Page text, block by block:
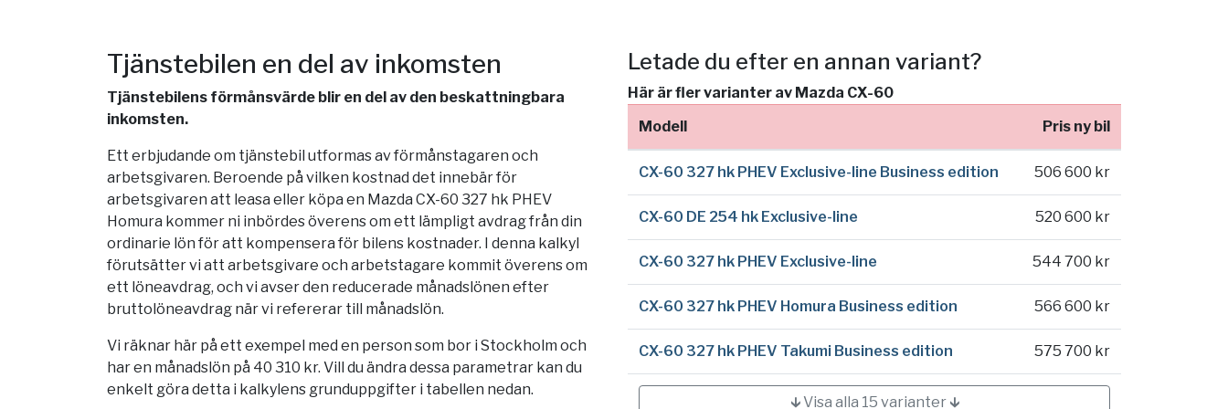
Tjänstebilen en del av inkomsten
Tjänstebilens förmånsvärde blir en del av den beskattningbara
inkomsten.
Ett erbjudande om tjänstebil utformas av förmånstagaren och
arbetsgivaren. Beroende på vilken kostnad det innebär för
arbetsgivaren att leasa eller köpa en Mazda CX-60 327 hk PHEV
Homura kommer ni inbördes överens om ett lämpligt avdrag från din
ordinarie lön för att kompensera för bilens kostnader. I denna kalkyl
förutsätter vi att arbetsgivare och arbetstagare kommit överens om
ett löneavdrag, och vi avser den reducerade månadslönen efter
bruttolöneavdrag när vi refererar till månadslön.
Vi räknar här på ett exempel med en person som bor i Stockholm och
har en månadslön på 40 310 kr. Vill du ändra dessa parametrar kan du
enkelt göra detta i kalkylens grunduppgifter i tabellen nedan.
Letade du efter en annan variant?
Här är fler varianter av Mazda CX-60
Modell
Pris ny bil
CX-60 327 hk PHEV Exclusive-line Business edition 506 600 kr
CX-60 DE 254 hk Exclusive-line 520 600 kr
CX-60 327 hk PHEV Exclusive-line 544 700 kr
CX-60 327 hk PHEV Homura Business edition 566 600 kr
CX-60 327 hk PHEV Takumi Business edition 575 700 kr
🡳 Visa alla 15 varianter 🡳